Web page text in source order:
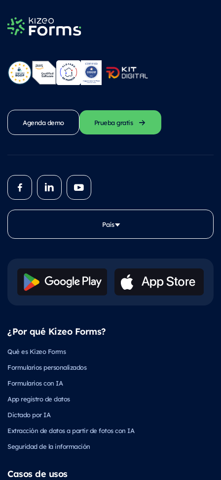
Agenda demo Prueba gratis
País
¿Por qué Kizeo Forms?
Qué es Kizeo Forms
Formularios personalizados
Formularios con IA
App registro de datos
Dictado por IA
Extracción de datos a partir de fotos con IA
Seguridad de la información
Casos de usos